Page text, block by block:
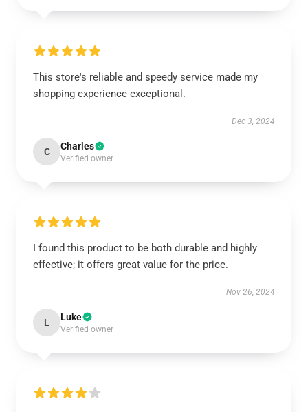
This store's reliable and speedy service made my
shopping experience exceptional.
Dec 3, 2024
C Charles
Verified owner
I found this product to be both durable and highly
effective; it offers great value for the price.
Nov 26, 2024
L Luke
Verified owner